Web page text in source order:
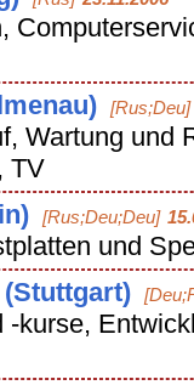
[Rus;Deu]
Wartung und
TV
[Rus;Deu;Deu]
und
-kurse,